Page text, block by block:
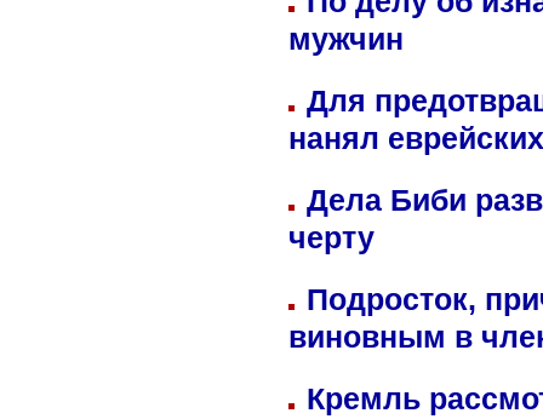
мужчин
Для
нанял
Дела Биби
черту
Подросток,
виновным в
Кремль